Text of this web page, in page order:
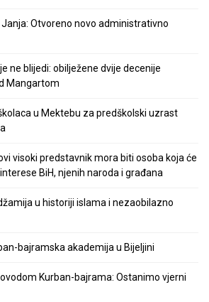
Otvoreno novo administrativno
ne blijedi: obilježene dvije decenije
Mangartom
u Mektebu za predškolski uzrast
visoki predstavnik mora biti osoba koja će
BiH, njenih naroda i građana
u historiji islama i nezaobilazno
bajramska akademija u Bijeljini
Kurban-bajrama: Ostanimo vjerni